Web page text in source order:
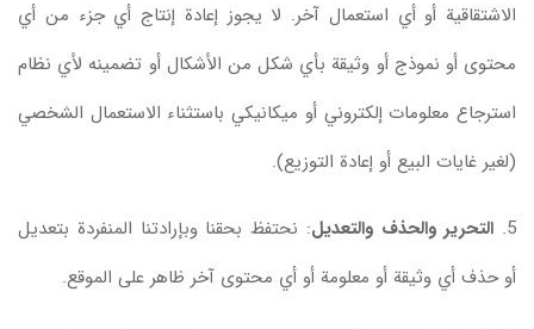
الاشتقاقية أو أي استعمال آخر. لا يجوز إعادة إنتاج أي جزء من أي
محتوى أو نموذج أو وثيقة بأي شكل من الأشكال أو تضمينه لأي نظام
استرجاع معلومات إلكتروني أو ميكانيكي باستثناء الاستعمال الشخصي
(لغير غايات البيع أو إعادة التوزيع).
5. التحرير والحذف والتعديل: نحتفظ بحقنا وبإرادتنا المنفردة بتعديل
أو حذف أي وثيقة أو معلومة أو أي محتوى آخر ظاهر على الموقع.